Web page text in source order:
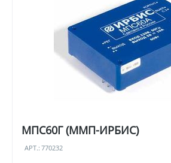
МПС60Г (ММП-ИРБИС)
АРТ.: 770232